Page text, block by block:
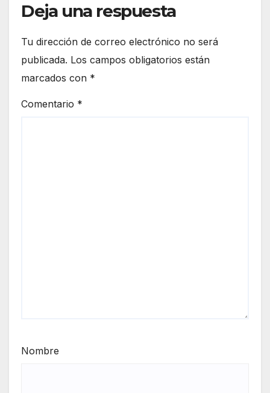
Deja una respuesta
Tu dirección de correo electrónico no será
publicada. Los campos obligatorios están
marcados con *
Comentario *
Nombre